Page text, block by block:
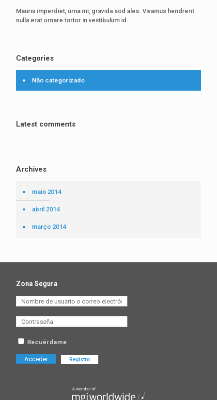
Mauris imperdiet, urna mi, gravida sod ales. Vivamus hendrerit
nulla erat ornare tortor in vestibulum id.
Categories
Não categorizado
Latest comments
Archives
maio 2014
abril 2014
março 2014
Zona Segura
Recuérdame
Registro